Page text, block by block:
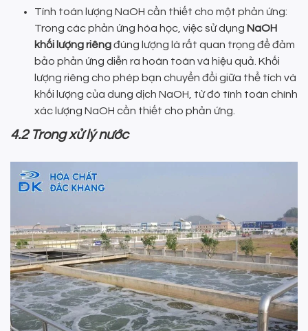
Tính toán lượng NaOH cần thiết cho một phản ứng:
Trong các phản ứng hóa học, việc sử dụng NaOH
khối lượng riêngđúng lượng là rất quan trọng để đảm
bảo phản ứng diễn ra hoàn toàn và hiệu quả. Khối
lượng riêng cho phép bạn chuyển đổi giữa thể tích và
khối lượng của dung dịch NaOH, từ đó tính toán chính
xác lượng NaOH cần thiết cho phản ứng.
4.2 Trong xử lý nước